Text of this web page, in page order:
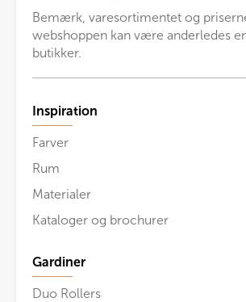
Bemærk, varesortimentet og
webshoppen kan være anderledes
butikker.
Inspiration
Farver
Rum
Materialer
Kataloger og brochurer
Gardiner
Duo Rollers